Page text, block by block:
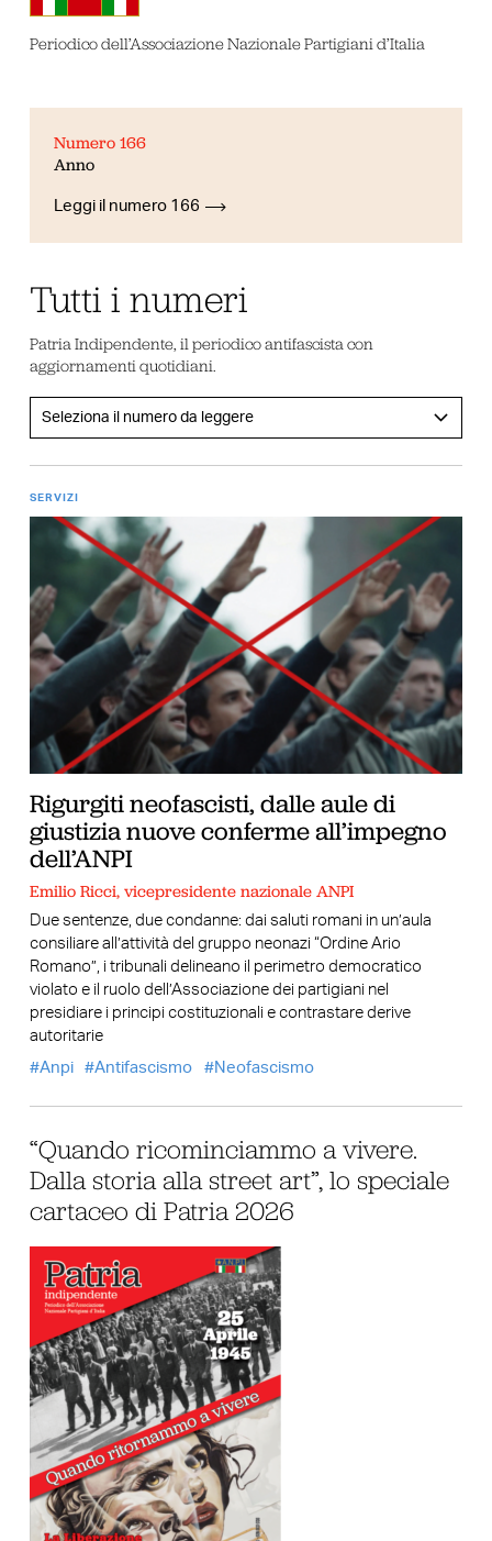
Periodico dell’Associazione Nazionale Partigiani d’Italia
Numero 166
Anno
Leggi il numero 166
Tutti i numeri
Patria Indipendente, il periodico antifascista con
aggiornamenti quotidiani.
SERVIZI
Rigurgiti neofascisti, dalle aule di
giustizia nuove conferme all’impegno
dell’ANPI
Emilio Ricci, vicepresidente nazionale ANPI
Due sentenze, due condanne: dai saluti romani in un’aula
consiliare all’attività del gruppo neonazi “Ordine Ario
Romano”, i tribunali delineano il perimetro democratico
violato e il ruolo dell’Associazione dei partigiani nel
presidiare i principi costituzionali e contrastare derive
autoritarie
Anpi
Antifascismo Neofascismo
“Quando ricominciammo a vivere.
Dalla storia alla street art”, lo speciale
cartaceo di Patria 2026